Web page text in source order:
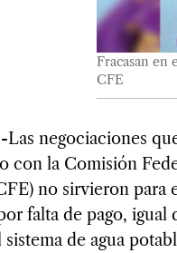
Fracasan en
CFE
Las negociaciones
con la Comisión
no sirvieron para
falta de pago, igual
de agua